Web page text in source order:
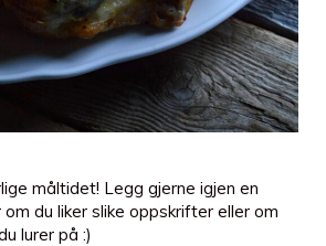
måltidet! Legg gjerne igjen en
du liker slike oppskrifter eller om
lurer på :)